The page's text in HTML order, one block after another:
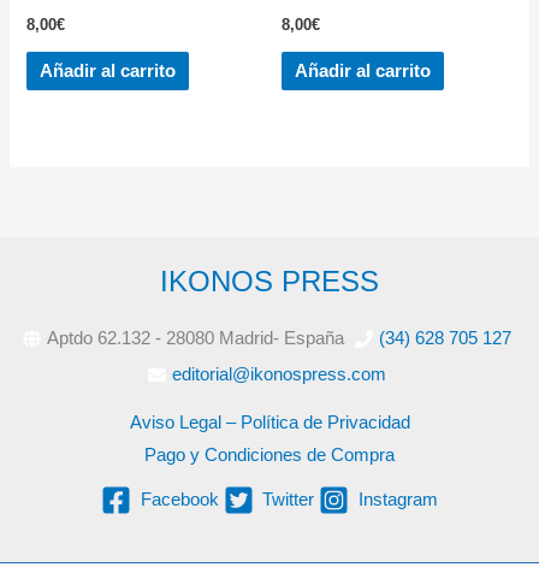
8,00€
Añadir al carrito
8,00€
Añadir al carrito
IKONOS PRESS
Aptdo 62.132 - 28080 Madrid- España
(34) 628 705 127
editorial@ikonospress.com
Aviso Legal – Política de Privacidad
Pago y Condiciones de Compra
Facebook Twitter Instagram